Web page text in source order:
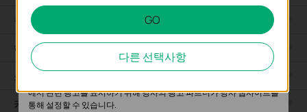
통합 라우터
하드웨어
소프트웨어
카메라
GO
다른 선택사항
분석 및 마케팅 쿠키
분석 쿠키는 웹사이트의 기능을 개선하고 조정하기 위해 웹사이트에서
의 사용자 활동을 분석하는 데 사용하는 쿠키입니다.
에서 관련 광고를 표시하기 위해 당사의 광고 파트너가 당사 웹사이트를
통해 설정할 수 있습니다.